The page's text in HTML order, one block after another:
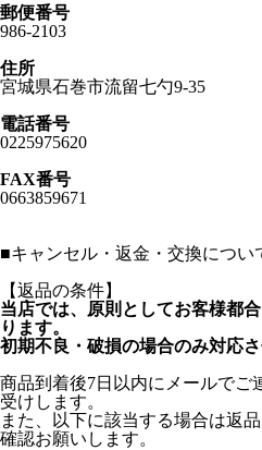
郵便番号
986-2103
住所
宮城県石巻市流留七勺9-35
電話番号
0225975620
FAX番号
0663859671
■キャンセル・返金・交換につい
【返品の条件】
当店では、原則としてお客様都
ります。
初期不良・破損の場合のみ対応
商品到着後7日以内にメールでご
受けします。
また、以下に該当する場合は返
確認お願いします。